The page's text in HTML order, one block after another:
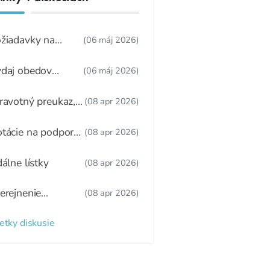
na
(06 máj 2026)
obedov
(06 máj 2026)
preukaz,
varenie
(08 apr 2026)
na podporu (08 apr 2026)
lístky (08 apr 2026)
detí a
detí
(08 apr 2026)
diskusie